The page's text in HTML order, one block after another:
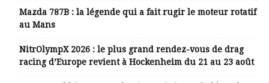
Mazda 787B : la légende qui a fait rugir le moteur rotatif
au Mans
NitrOlympX 2026 : le plus grand rendez-vous de drag
racing d’Europe revient à Hockenheim du 21 au 23 août